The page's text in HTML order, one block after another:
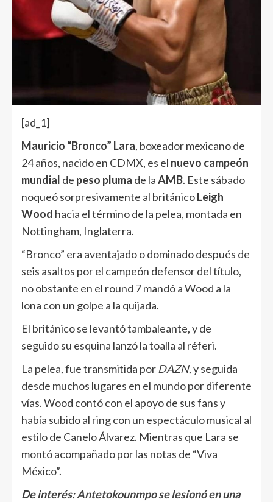
[ad_1]
Mauricio “Bronco” Lara, boxeador mexicano de
24 años, nacido en CDMX, es el nuevo campeón
mundial de peso pluma de laAMB. Este sábado
noqueó sorpresivamente al británicoLeigh
Wood hacia el término de la pelea, montada en
Nottingham, Inglaterra.
“Bronco” era aventajado o dominado después de
seis asaltos por el campeón defensor del título,
no obstante en el round 7 mandó a Wood a la
lona con un golpe a la quijada.
El británico se levantó tambaleante, y de
seguido su esquina lanzó la toalla al réferi.
La pelea, fue transmitida por DAZN, y seguida
desde muchos lugares en el mundo por diferente
vías. Wood contó con el apoyo de sus fans y
había subido al ring con un espectáculo musical al
estilo de Canelo Álvarez. Mientras que Lara se
montó acompañado por las notas de “Viva
México”.
De interés:Antetokounmpo se lesionó en una